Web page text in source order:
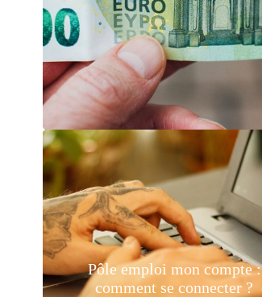
Pôle emploi mon compte :
comment se connecter ?